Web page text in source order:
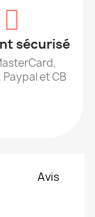
sécurisé
et CB
Avis